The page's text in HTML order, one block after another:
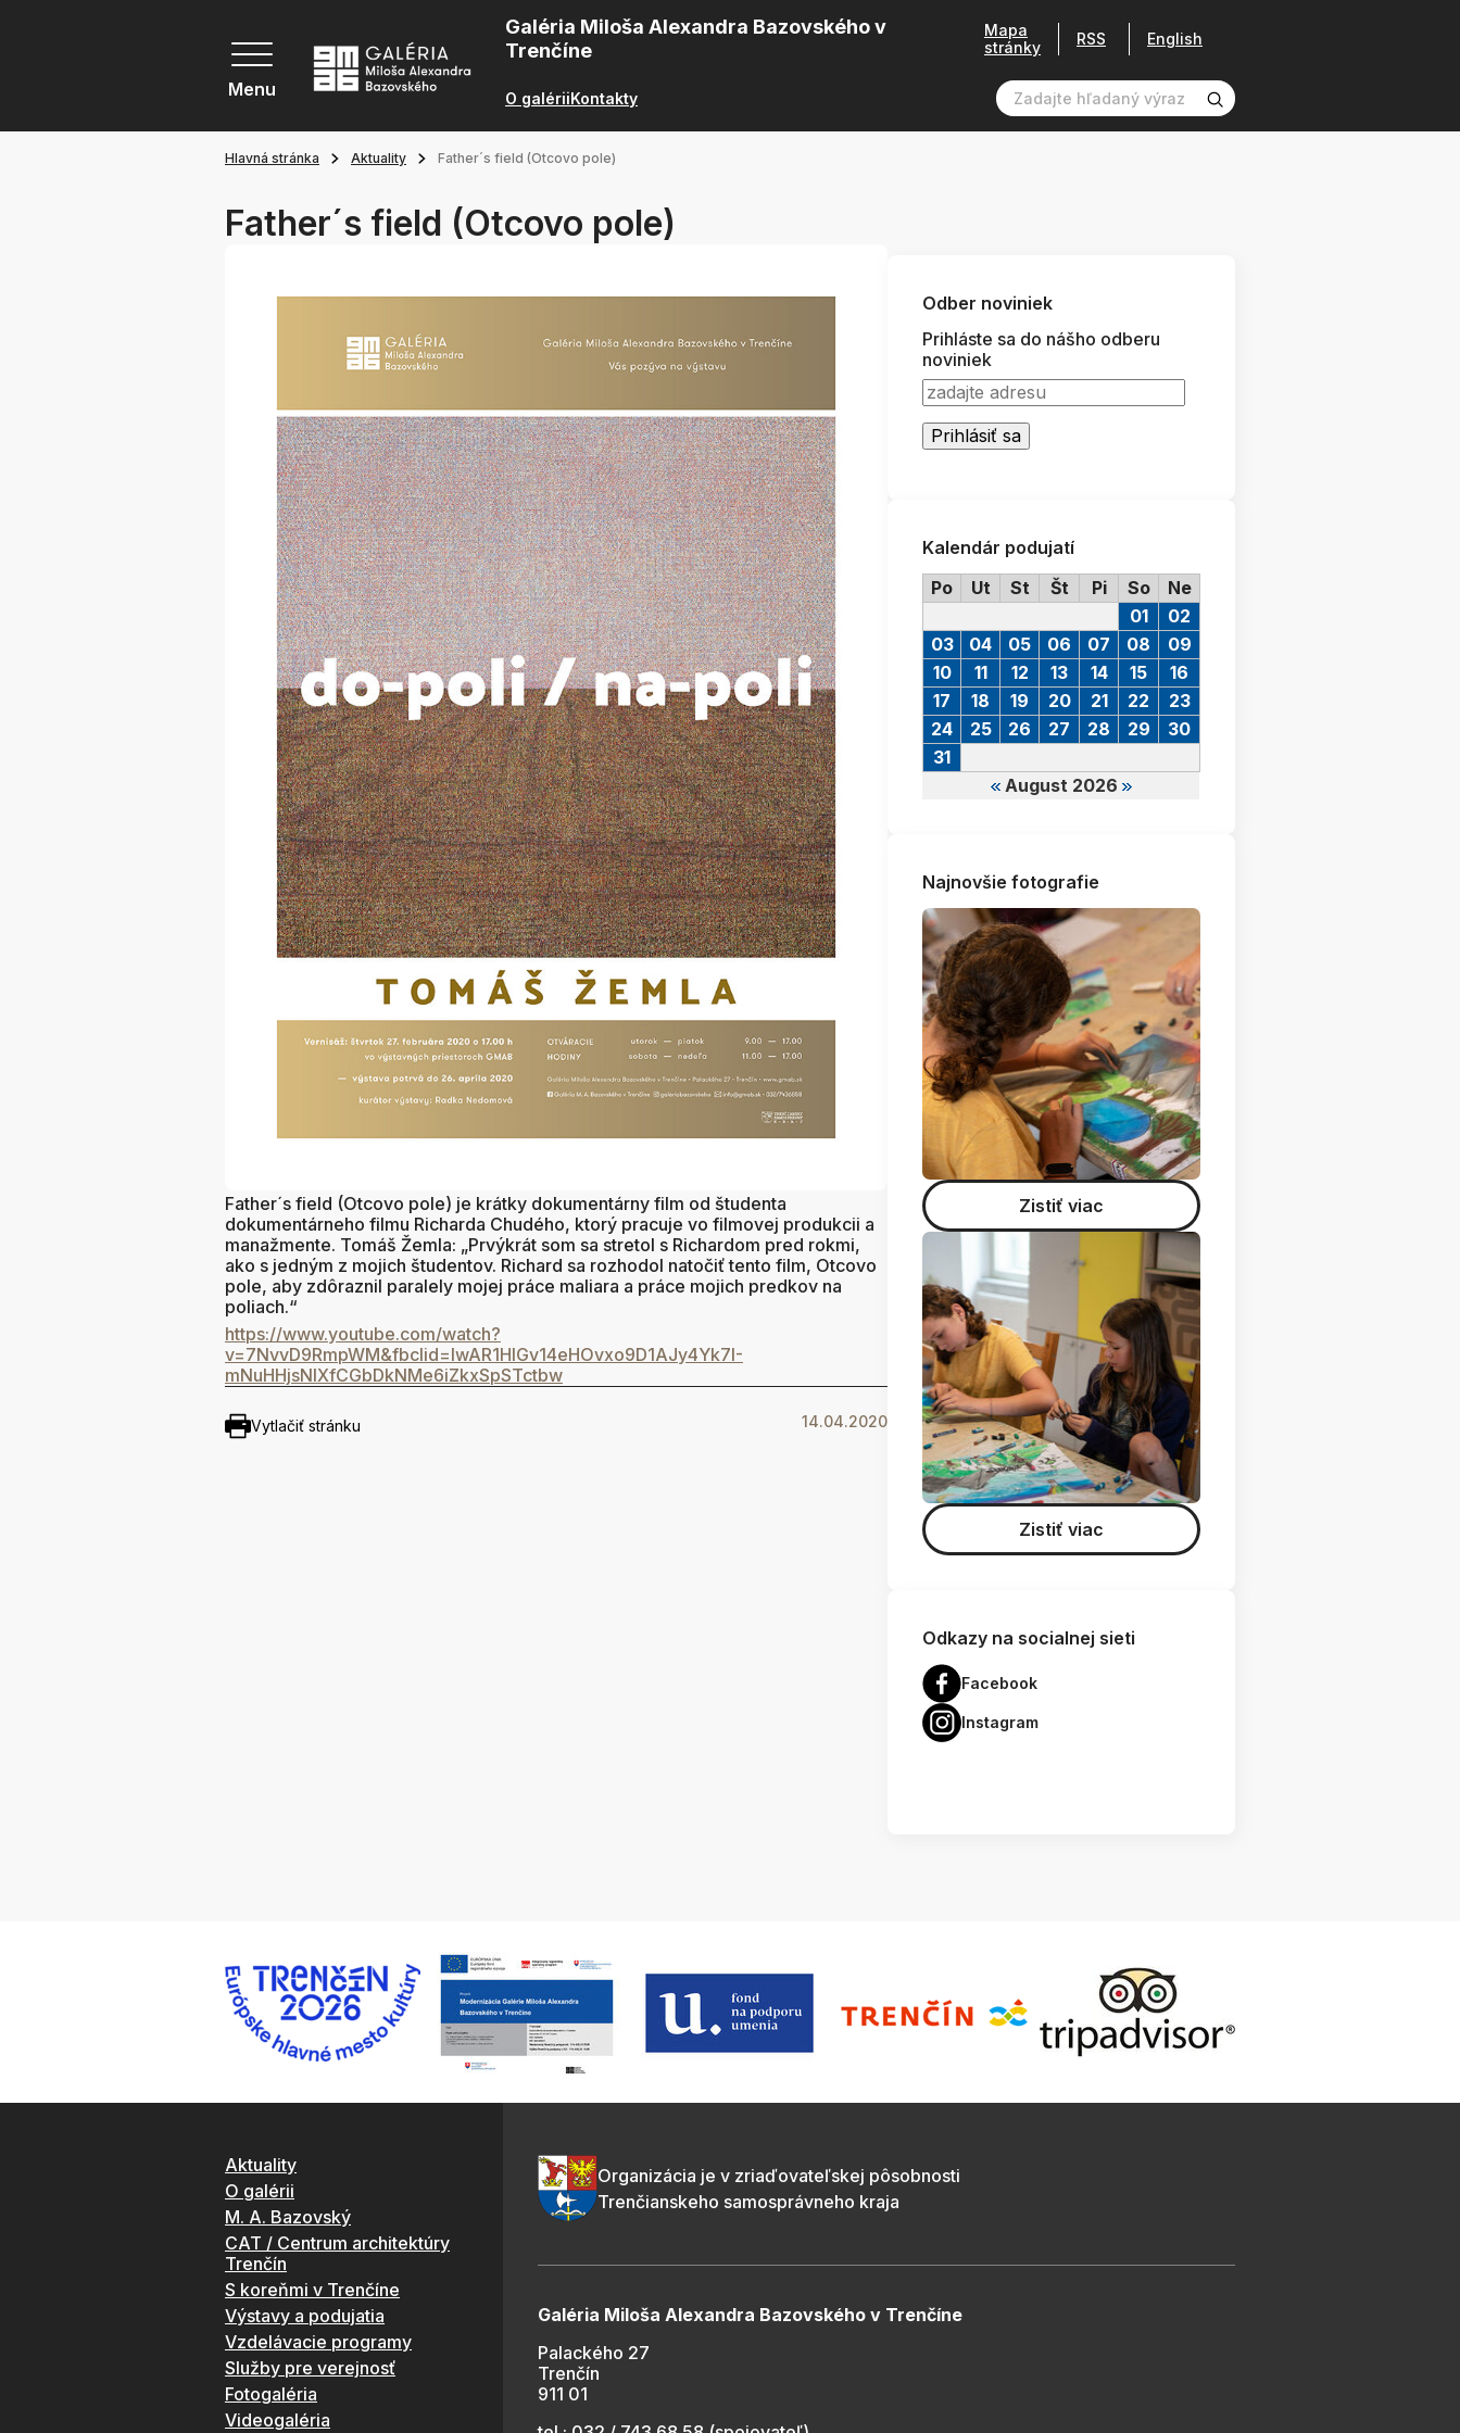
Menu
Galéria Miloša Alexandra Bazovského v
Trenčíne
O galériiKontakty
Mapa
stránky
RSS English
Hlavná stránka Aktuality Father´s field (Otcovo pole)
Father´s field (Otcovo pole)
Father´s field (Otcovo pole) je krátky dokumentárny film od študenta
dokumentárneho filmu Richarda Chudého, ktorý pracuje vo filmovej produkcii a
manažmente. Tomáš Žemla: „Prvýkrát som sa stretol s Richardom pred rokmi,
ako s jedným z mojich študentov. Richard sa rozhodol natočiť tento film, Otcovo
pole, aby zdôraznil paralely mojej práce maliara a práce mojich predkov na
poliach.“
https://www.youtube.com/watch?
v=7NvvD9RmpWM&fbclid=IwAR1HIGv14eHOvxo9D1AJy4Yk7I-
mNuHHjsNlXfCGbDkNMe6iZkxSpSTctbw
Vytlačiť stránku 14.04.2020
Odber noviniek
Prihláste sa do nášho odberu
noviniek
Kalendár podujatí
Po
Ut St Št Pi So Ne
August 2026
01
02
03
04 05 06 07 08
09
10
11 12 13 14 15
16
17
18 19 20 21 22
23
24
25 26 27 28 29
30
31
Najnovšie fotografie
Zistiť viac
Zistiť viac
Odkazy na socialnej sieti
Facebook
Instagram
Aktuality
O galérii
M. A. Bazovský
CAT / Centrum architektúry
Trenčín
S koreňmi v Trenčíne
Výstavy a podujatia
Vzdelávacie programy
Služby pre verejnosť
Fotogaléria
Videogaléria
Organizácia je v zriaďovateľskej pôsobnosti
Trenčianskeho samosprávneho kraja
Galéria Miloša Alexandra Bazovského v Trenčíne
Palackého 27
Trenčín
911 01